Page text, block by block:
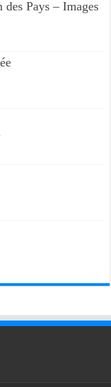
Pays – Images